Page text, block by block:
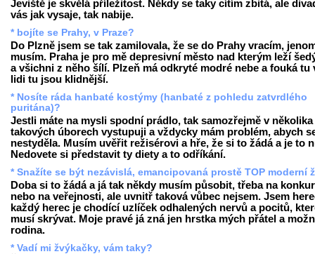
Jeviště je skvělá příležitost. Někdy se taky cítím zbitá, ale
vás jak vysaje, tak nabije.
* bojíte se Prahy, v Praze?
Do Plzně jsem se tak zamilovala, že se do Prahy vracím,
musím. Praha je pro mě depresivní město nad kterým leží
a všichni z něho šílí. Plzeň má odkryté modré nebe a fouká tu
lidi tu jsou klidnější.
* Nosíte ráda hanbaté kostýmy (hanbaté z pohledu zatvrdlého
puritána)?
Jestli máte na mysli spodní prádlo, tak samozřejmě v několika
takových úborech vystupuji a vždycky mám problém, abych
nestyděla. Musím uvěřit režisérovi a hře, že si to žádá a je to
Nedovete si představit ty diety a to odříkání.
* Snažíte se být nezávislá, emancipovaná prostě TOP moderní
Doba si to žádá a já tak někdy musím působit, třeba na
nebo na veřejnosti, ale uvnitř taková vůbec nejsem. Jsem
každý herec je chodící uzlíček odhalených nervů a pocitů,
musí skrývat. Moje pravé já zná jen hrstka mých přátel a
rodina.
* Vadí mi žvýkačky, vám taky?